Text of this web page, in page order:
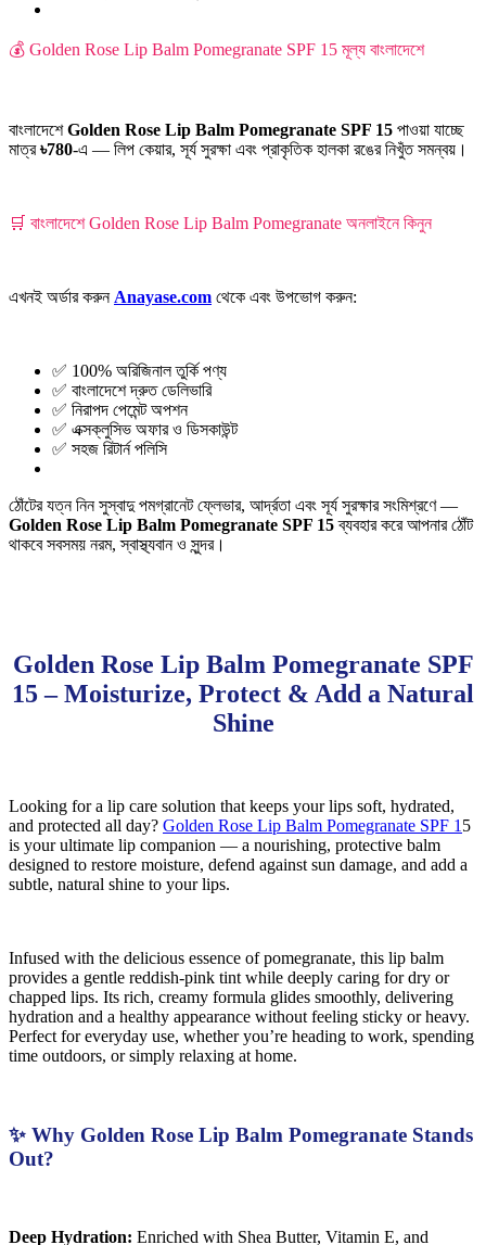
💰 Golden Rose Lip Balm Pomegranate SPF 15 মূল্য বাংলাদেশে
বাংলাদেশেGolden Rose Lip Balm Pomegranate SPF 15 পাওয়া যাচ্ছে
মাত্র৳780-এ — লিপ কেয়ার, সূর্য সুরক্ষা এবং প্রাকৃতিক হালকা রঙের নিখুঁত সমন্বয়।
🛒 বাংলাদেশে Golden Rose Lip Balm Pomegranate অনলাইনে কিনুন
এখনই অর্ডার করুন Anayase.com থেকে এবং উপভোগ করুন:
✅ 100% অরিজিনাল তুর্কি পণ্য
✅ বাংলাদেশে দ্রুত ডেলিভারি
✅ নিরাপদ পেমেন্ট অপশন
✅ এক্সক্লুসিভ অফার ও ডিসকাউন্ট
✅ সহজ রিটার্ন পলিসি
ঠোঁটের যত্ন নিন সুস্বাদু পমগ্রানেট ফ্লেভার, আর্দ্রতা এবং সূর্য সুরক্ষার সংমিশ্রণে —
Golden Rose Lip Balm Pomegranate SPF 15ব্যবহার করে আপনার ঠোঁট
থাকবে সবসময় নরম, স্বাস্থ্যবান ও সুন্দর।
Golden Rose Lip Balm Pomegranate SPF
15 – Moisturize, Protect & Add a Natural
Shine
Looking for a lip care solution that keeps your lips soft, hydrated,
and protected all day? Golden Rose Lip Balm Pomegranate SPF 1 5
is your ultimate lip companion — a nourishing, protective balm
designed to restore moisture, defend against sun damage, and add a
subtle, natural shine to your lips.
Infused with the delicious essence of pomegranate, this lip balm
provides a gentle reddish-pink tint while deeply caring for dry or
chapped lips. Its rich, creamy formula glides smoothly, delivering
hydration and a healthy appearance without feeling sticky or heavy.
Perfect for everyday use, whether you’re heading to work, spending
time outdoors, or simply relaxing at home.
✨ Why Golden Rose Lip Balm Pomegranate Stands
Out?
Deep Hydration: Enriched with Shea Butter, Vitamin E, and